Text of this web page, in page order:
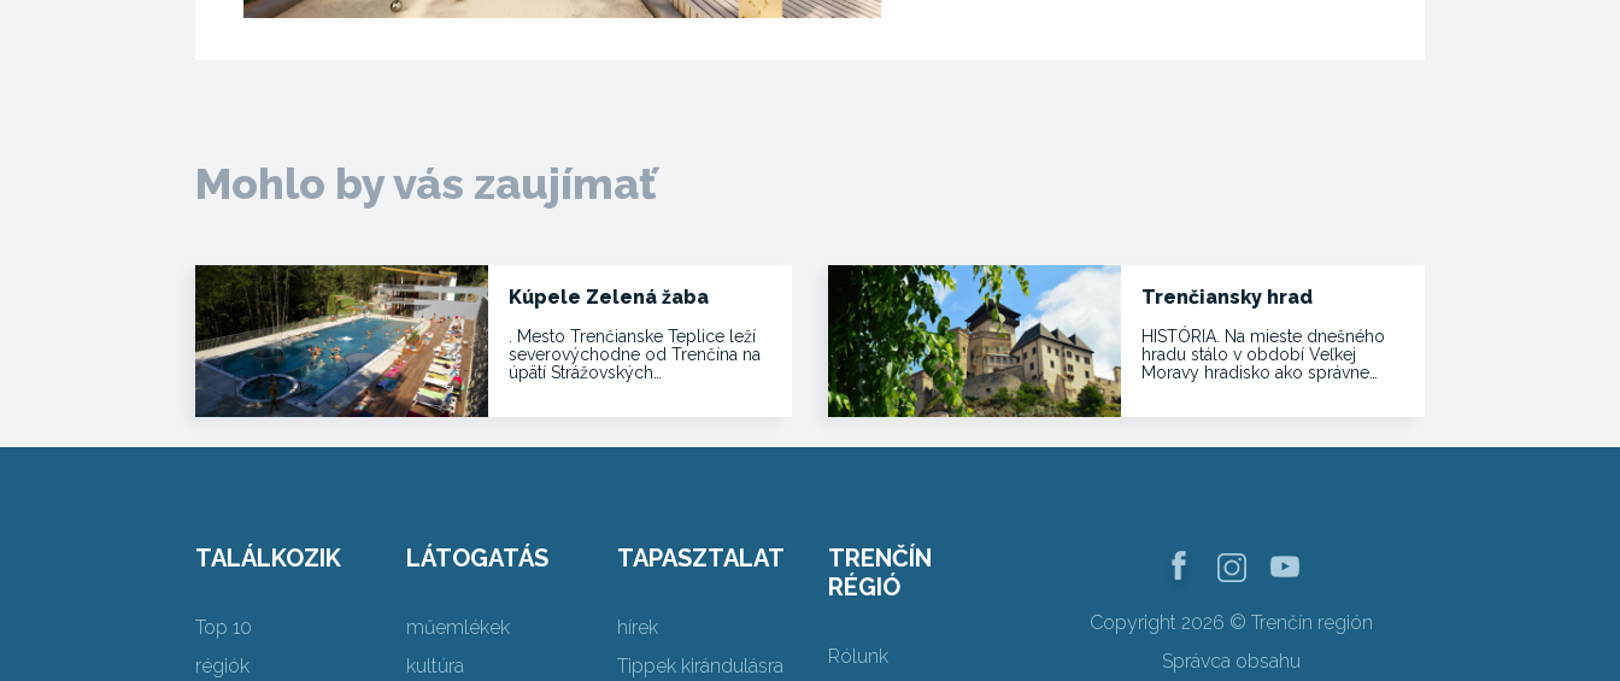
Mohlo by vás zaujímať
Kúpele Zelená žaba
. Mesto Trenčianske Teplice leží
severovýchodne od Trenčína na
úpätí Strážovských…
Trenčiansky hrad
HISTÓRIA. Na mieste dnešného
hradu stálo v období Veľkej
Moravy hradisko ako správne…
TALÁLKOZIK
Top 10
régiók
LÁTOGATÁS
műemlékek
kultúra
TAPASZTALAT
hírek
Tippek kirándulásra
TRENČÍN
RÉGIÓ
Rólunk
Copyright 2026 © Trenčín región
Správca obsahu